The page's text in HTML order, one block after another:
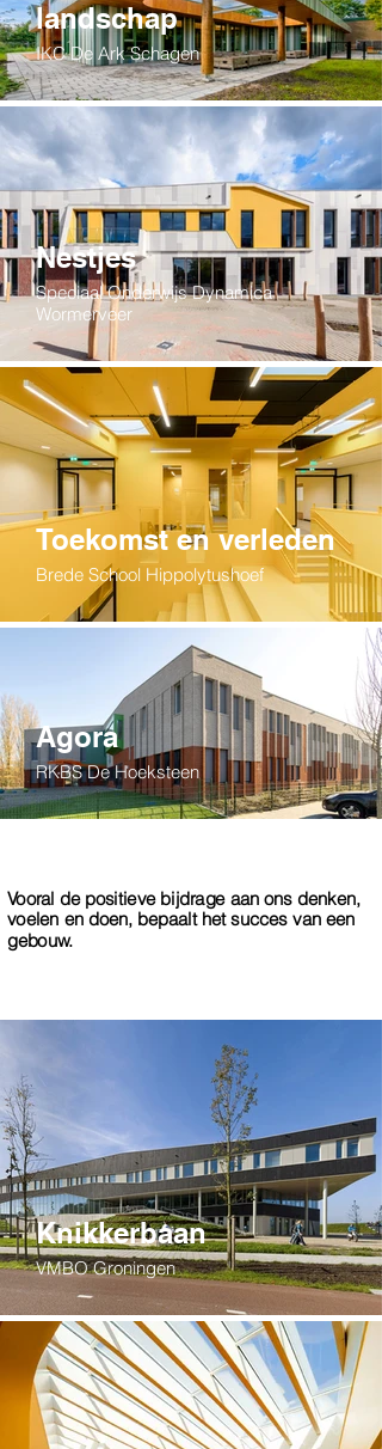
landschap
IKC De Ark Schagen
Nestjes
Speciaal Onderwijs Dynamica
Wormerveer
Toekomst en verleden
Brede School Hippolytushoef
Agora
RKBS De Hoeksteen
Vooral de positieve bijdrage aan ons denken,
voelen en doen, bepaalt het succes van een
gebouw.
Knikkerbaan
VMBO Groningen